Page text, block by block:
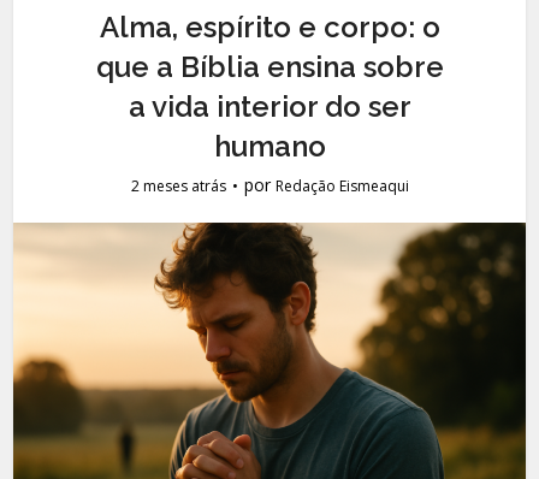
Alma, espírito e corpo: o
que a Bíblia ensina sobre
a vida interior do ser
humano
2 meses atrás porRedação Eismeaqui